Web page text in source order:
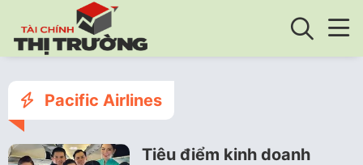
Pacific Airlines
Tiêu điểm kinh doanh